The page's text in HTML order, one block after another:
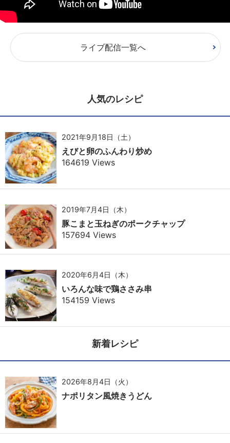
ライブ配信一覧へ
人気のレシピ
2021年9月18日（土）
えびと卵のふんわり炒め
164619 Views
2019年7月4日（木）
豚こまと玉ねぎのポークチャップ
157694 Views
2020年6月4日（木）
いろんな味で鶏ささみ串
154159 Views
新着レシピ
2026年8月4日（火）
ナポリタン風焼きうどん